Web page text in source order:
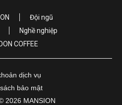
Đội ngũ
Nghề nghiệp
COFFEE
dịch vụ
bảo mật
2026 MANSION